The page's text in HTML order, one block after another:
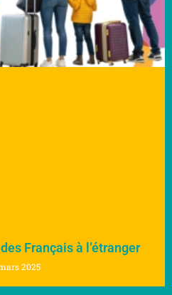
Français à l’étranger
2025